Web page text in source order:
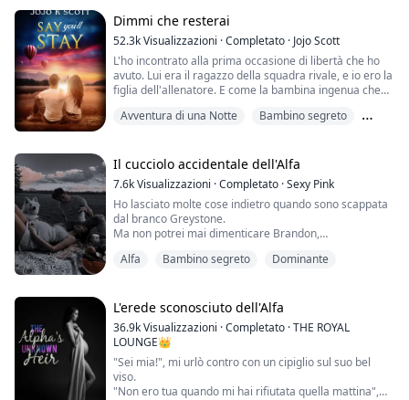
Aiden del Branco della Luna d'Argento, e ho una sorella
gemella. Ci somiglia...
Dimmi che resterai
52.3kVisualizzazioni ·Completato · Jojo Scott
L'ho incontrato alla prima occasione di libertà che ho
avuto. Lui era il ragazzo della squadra rivale, e io ero la
figlia dell'allenatore. E come la bambina ingenua che
macchina.
vialetto di una casa sconosciuta. Non l'avrei fatto se
avessi saputo che sarei rimasta incinta.
Cinque anni dopo, è...
Avventura di una Notte
Bambino segreto
Il cucciolo accidentale dell'Alfa
7.6kVisualizzazioni ·Completato ·Sexy Pink
Ho lasciato molte cose indietro quando sono scappata
dal branco Greystone.
Ma non potrei mai dimenticare Brandon,
scelto come mio compagno.
non avrei mai immaginato che un viaggio a casa si
sarebbe trasformato in una notte di passione.
Proprio come non avrei mai immaginato che mi
avrebbe messa incinta.
Ora, du...
Alfa Bambino segreto Dominante
L'erede sconosciuto dell'Alfa
36.9kVisualizzazioni ·Completato ·THE ROYAL
LOUNGE👑
"Sei mia!", mi urlò contro con un cipiglio sul suo bel
viso.
"Non ero tua quando mi hai rifiutata quella mattina",